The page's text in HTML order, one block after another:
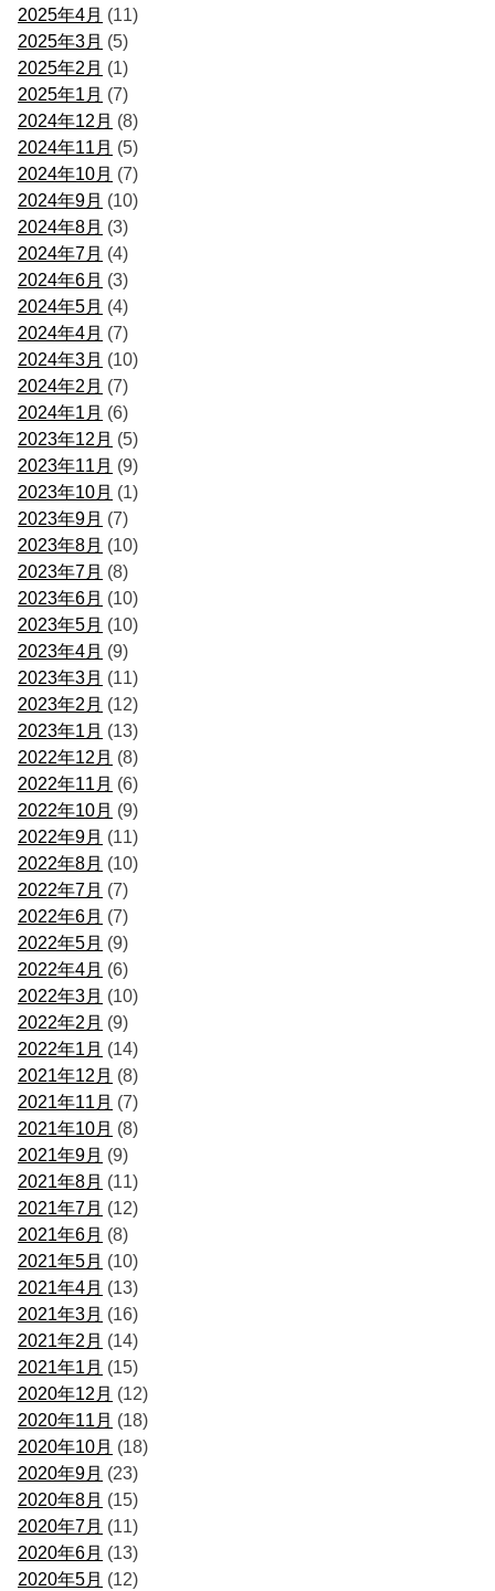
2025年4月 (11)
2025年3月 (5)
2025年2月 (1)
2025年1月 (7)
2024年12月 (8)
2024年11月 (5)
2024年10月 (7)
2024年9月 (10)
2024年8月 (3)
2024年7月 (4)
2024年6月 (3)
2024年5月 (4)
2024年4月 (7)
2024年3月 (10)
2024年2月 (7)
2024年1月 (6)
2023年12月 (5)
2023年11月 (9)
2023年10月 (1)
2023年9月 (7)
2023年8月 (10)
2023年7月 (8)
2023年6月 (10)
2023年5月 (10)
2023年4月 (9)
2023年3月 (11)
2023年2月 (12)
2023年1月 (13)
2022年12月 (8)
2022年11月 (6)
2022年10月 (9)
2022年9月 (11)
2022年8月 (10)
2022年7月 (7)
2022年6月 (7)
2022年5月 (9)
2022年4月 (6)
2022年3月 (10)
2022年2月 (9)
2022年1月 (14)
2021年12月 (8)
2021年11月 (7)
2021年10月 (8)
2021年9月 (9)
2021年8月 (11)
2021年7月 (12)
2021年6月 (8)
2021年5月 (10)
2021年4月 (13)
2021年3月 (16)
2021年2月 (14)
2021年1月 (15)
2020年12月 (12)
2020年11月 (18)
2020年10月 (18)
2020年9月 (23)
2020年8月 (15)
2020年7月 (11)
2020年6月 (13)
2020年5月 (12)